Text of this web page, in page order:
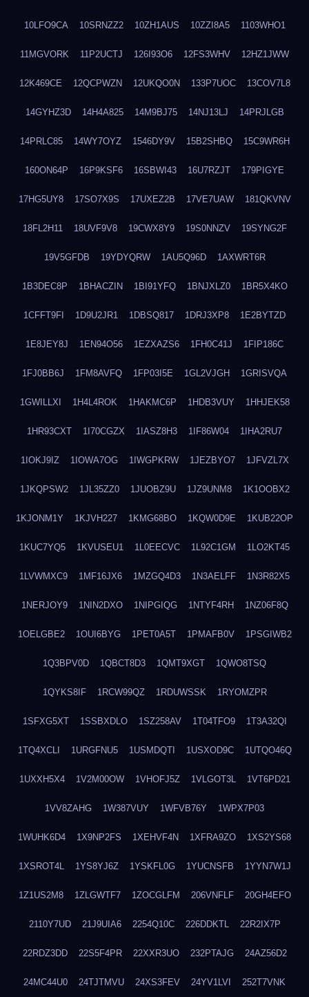
10LFO9CA 10SRNZZ2 10ZH1AUS 10ZZI8A5 1103WHO1
11MGVORK 11P2UCTJ 126I93O6 12FS3WHV 12HZ1JWW
12K469CE 12QCPWZN 12UKQO0N 133P7UOC 13COV7L8
14GYHZ3D 14H4A825 14M9BJ75 14NJ13LJ 14PRJLGB
14PRLC85 14WY7OYZ 1546DY9V 15B2SHBQ 15C9WR6H
160ON64P 16P9KSF6 16SBWI43 16U7RZJT 179PIGYE
17HG5UY8 17SO7X9S 17UXEZ2B 17VE7UAW 181QKVNV
18FL2H11 18UVF9V8 19CWX8Y9 19S0NNZV 19SYNG2F
19V5GFDB 19YDYQRW 1AU5Q96D 1AXWRT6R
1B3DEC8P 1BHACZIN 1BI91YFQ 1BNJXLZ0 1BR5X4KO
1CFFT9FI 1D9U2JR1 1DBSQ817 1DRJ3XP8 1E2BYTZD
1E8JEY8J 1EN94O56 1EZXAZS6 1FH0C41J 1FIP186C
1FJ0BB6J 1FM8AVFQ 1FP03I5E 1GL2VJGH 1GRISVQA
1GWILLXI 1H4L4ROK 1HAKMC6P 1HDB3VUY 1HHJEK58
1HR93CXT 1I70CGZX 1IASZ8H3 1IF86W04 1IHA2RU7
1IOKJ9IZ 1IOWA7OG 1IWGPKRW 1JEZBYO7 1JFVZL7X
1JKQPSW2 1JL35ZZ0 1JUOBZ9U 1JZ9UNM8 1K1OOBX2
1KJONM1Y 1KJVH227 1KMG68BO 1KQW0D9E 1KUB22OP
1KUC7YQ5 1KVUSEU1 1L0EECVC 1L92C1GM 1LO2KT45
1LVWMXC9 1MF16JX6 1MZGQ4D3 1N3AELFF 1N3R82X5
1NERJOY9 1NIN2DXO 1NIPGIQG 1NTYF4RH 1NZ06F8Q
1OELGBE2 1OUI6BYG 1PET0A5T 1PMAFB0V 1PSGIWB2
1Q3BPV0D 1QBCT8D3 1QMT9XGT 1QWO8TSQ
1QYKS8IF 1RCW99QZ 1RDUWSSK 1RYOMZPR
1SFXG5XT 1SSBXDLO 1SZ258AV 1T04TFO9 1T3A32QI
1TQ4XCLI 1URGFNU5 1USMDQTI 1USXOD9C 1UTQO46Q
1UXXH5X4 1V2M00OW 1VHOFJ5Z 1VLGOT3L 1VT6PD21
1VV8ZAHG 1W387VUY 1WFVB76Y 1WPX7P03
1WUHK6D4 1X9NP2FS 1XEHVF4N 1XFRA9ZO 1XS2YS68
1XSROT4L 1YS8YJ6Z 1YSKFL0G 1YUCNSFB 1YYN7W1J
1Z1US2M8 1ZLGWTF7 1ZOCGLFM 206VNFLF 20GH4EFO
2110Y7UD 21J9UIA6 2254Q10C 226DDKTL 22R2IX7P
22RDZ3DD 22S5F4PR 22XXR3UO 232PTAJG 24AZ56D2
24MC44U0 24TJTMVU 24XS3FEV 24YV1LVI 252T7VNK